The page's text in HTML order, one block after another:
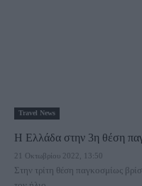
Travel News
Η Ελλάδα στην 3η θέση
21 Οκτωβρίου 2022, 13:50
Στην τρίτη θέση παγκοσμίως